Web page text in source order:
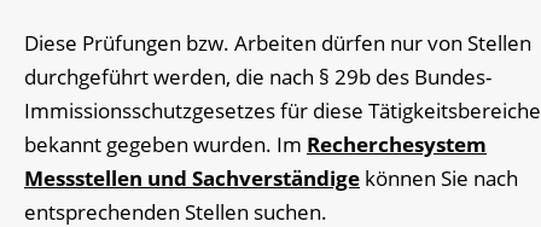
Diese Prüfungen bzw. Arbeiten dürfen nur von Stellen
durchgeführt werden, die nach § 29b des Bundes-
Immissionsschutzgesetzes für diese Tätigkeitsbereiche
bekannt gegeben wurden. Im Recherchesystem
Messstellen und Sachverständige können Sie nach
entsprechenden Stellen suchen.